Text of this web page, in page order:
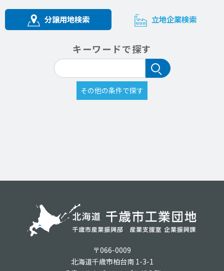
分譲用地検索 立地企業検索
キーワードで探す
〒066-0009
北海道千歳市柏台南 1-3-1